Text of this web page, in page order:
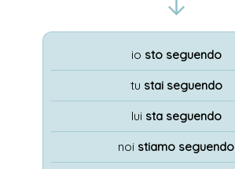
io sto seguendo
tu stai seguendo
lui sta seguendo
noi stiamo seguendo